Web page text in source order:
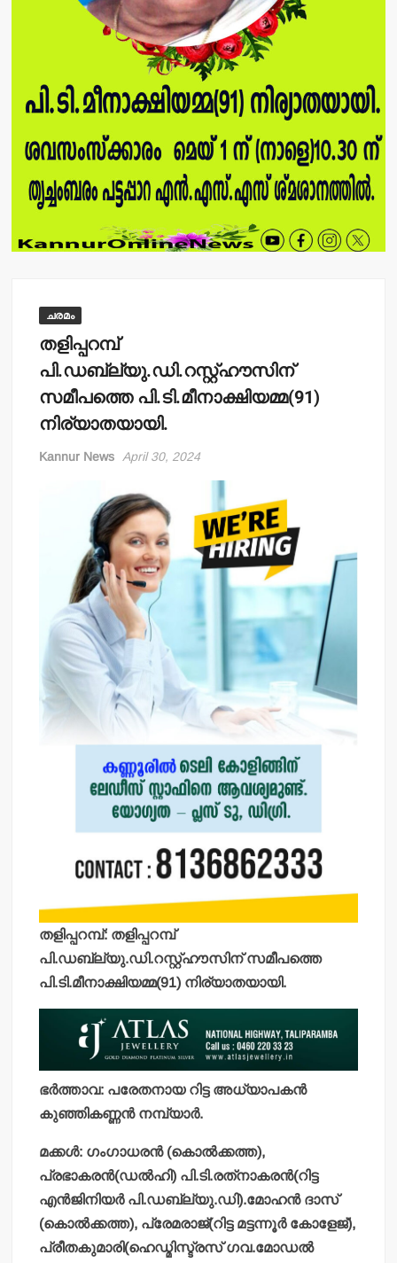
ചരമം
തളിപ്പറമ്പ്
പി.ഡബ്ല്യു.ഡി.റസ്റ്റ്ഹൗസിന്
സമീപത്തെ പി.ടി.മീനാക്ഷിയമ്മ(91)
നിര്യാതയായി.
Kannur News April 30, 2024
തളിപ്പറമ്പ്: തളിപ്പറമ്പ്
പി.ഡബ്ല്യു.ഡി.റസ്റ്റ്ഹൗസിന് സമീപത്തെ
പി.ടി.മീനാക്ഷിയമ്മ(91) നിര്യാതയായി.
ഭര്‍ത്താവ: പരേതനായ റിട്ട അധ്യാപകന്‍
കുഞ്ഞികണ്ണന്‍ നമ്പ്യാര്‍.
മക്കള്‍: ഗംഗാധരന്‍ (കൊല്‍ക്കത്ത),
പ്രഭാകരന്‍(ഡല്‍ഹി) പി.ടി.രത്‌നാകരന്‍(റിട്ട
എന്‍ജിനിയര്‍ പി.ഡബ്ല്യു.ഡി).മോഹന്‍ ദാസ്
(കൊല്‍ക്കത്ത), പ്രേമരാജ്(റിട്ട മട്ടന്നൂര്‍ കോളേജ്),
പ്രീതകുമാരി(ഹെഡ്മിസ്ട്രസ് ഗവ.മോഡല്‍